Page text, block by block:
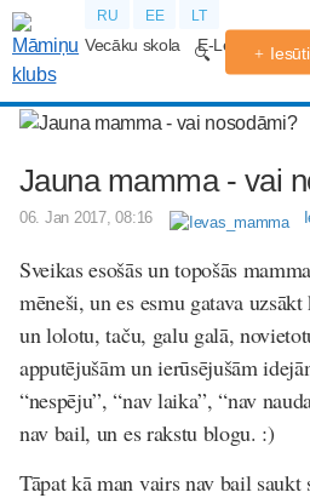
RU EE LT
Vecāku skola E-Lekcijas
Jauna mamma - vai
06. Jan 2017, 08:16
Sveikas esošās un topošās
mēneši, un es esmu gatava
un lolotu, taču, galu galā,
apputējušām un ierūsējušām
“nespēju”, “nav laika”, “nav
nav bail, un es rakstu blogu. :)
Tāpat kā man vairs nav bail